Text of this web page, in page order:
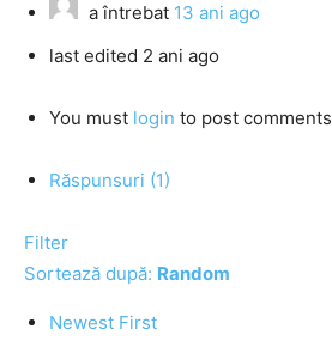
a întrebat 13 ani ago
last edited 2 ani ago
You must login to post comments
Răspunsuri (1)
Filter
Sortează după: Random
Newest First